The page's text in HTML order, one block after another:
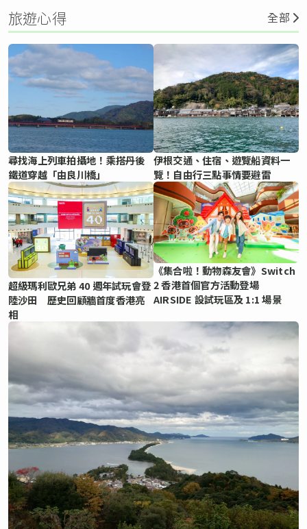
旅遊心得 全部
尋找海上列車拍攝地！乘搭丹後
鐵道穿越「由良川橋」
伊根交通、住宿、遊覽船資料一
覽！自由行三點事情要避雷
超級瑪利歐兄弟 40 週年試玩會登
陸沙田 歷史回顧牆首度香港亮
相
《集合啦！動物森友會》Switch
2 香港首個官方活動登場
AIRSIDE 設試玩區及 1:1 場景